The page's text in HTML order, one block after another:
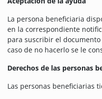
La persona beneficiaria
en la correspondiente
para suscribir el
caso de no hacerlo se le
Derechos de las personas
Las personas beneficiarias